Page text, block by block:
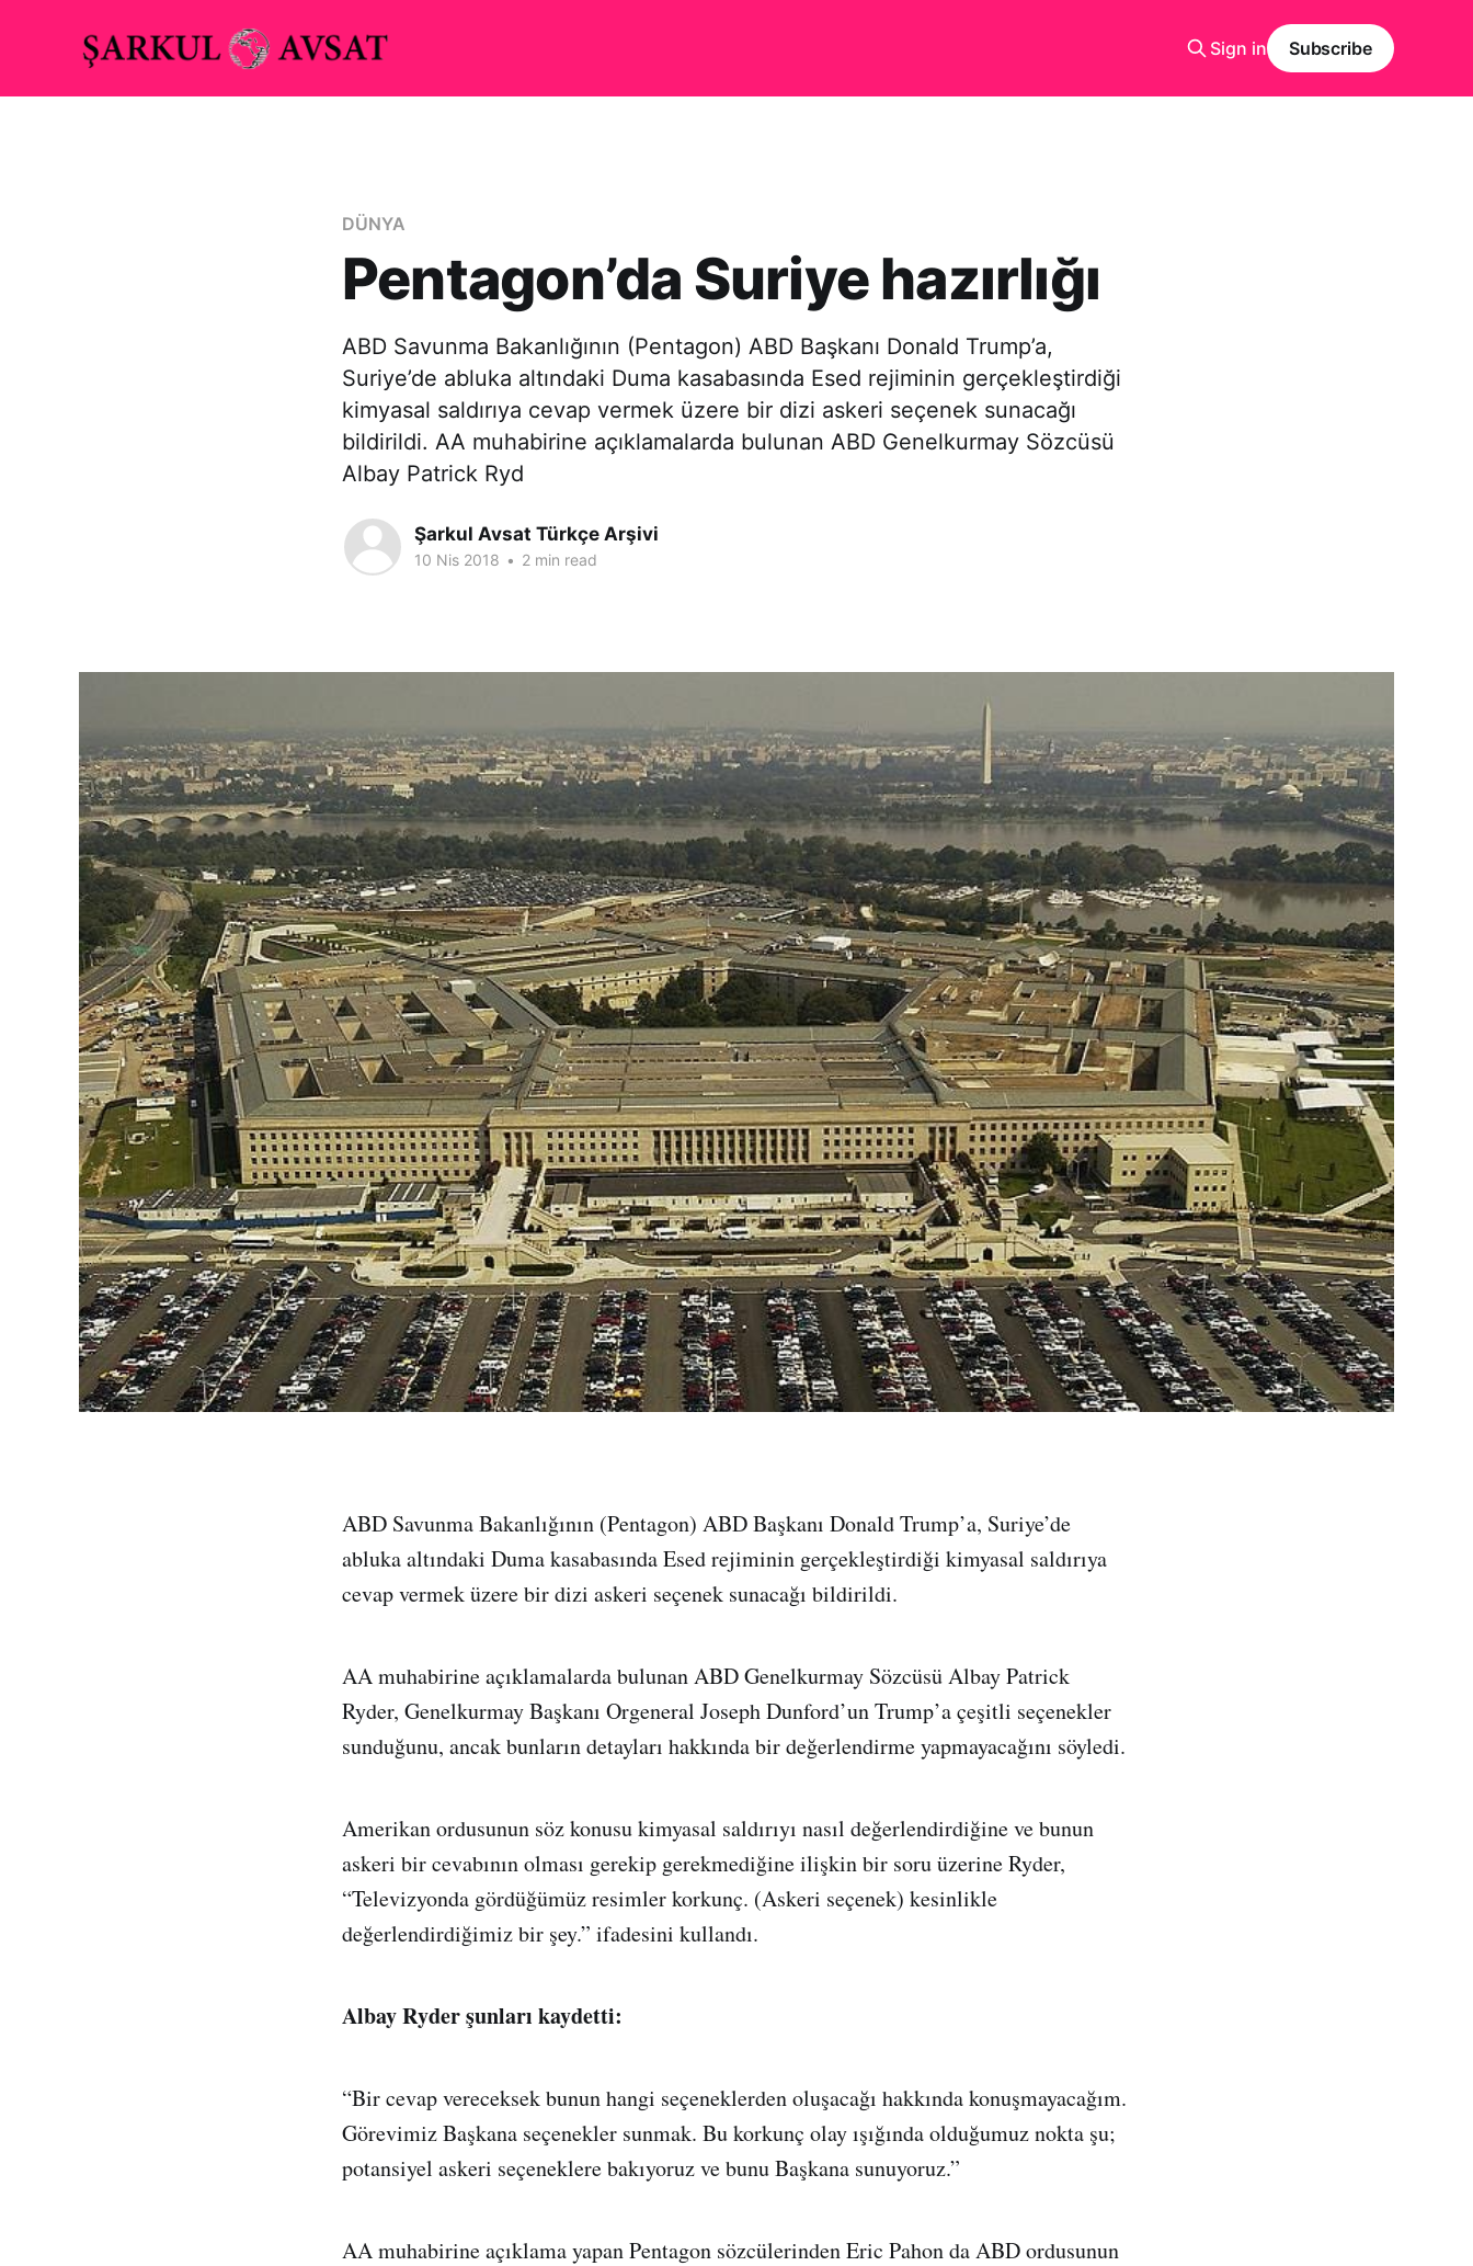
Sign in Subscribe
DÜNYA
Pentagon’da Suriye hazırlığı
ABD Savunma Bakanlığının (Pentagon) ABD Başkanı Donald Trump’a,
Suriye’de abluka altındaki Duma kasabasında Esed rejiminin gerçekleştirdiği
kimyasal saldırıya cevap vermek üzere bir dizi askeri seçenek sunacağı
bildirildi. AA muhabirine açıklamalarda bulunan ABD Genelkurmay Sözcüsü
Albay Patrick Ryd
Şarkul Avsat Türkçe Arşivi
10 Nis 2018 • 2 min read
ABD Savunma Bakanlığının (Pentagon) ABD Başkanı Donald Trump’a, Suriye’de
abluka altındaki Duma kasabasında Esed rejiminin gerçekleştirdiği kimyasal saldırıya
cevap vermek üzere bir dizi askeri seçenek sunacağı bildirildi.
AA muhabirine açıklamalarda bulunan ABD Genelkurmay Sözcüsü Albay Patrick
Ryder, Genelkurmay Başkanı Orgeneral Joseph Dunford’un Trump’a çeşitli seçenekler
sunduğunu, ancak bunların detayları hakkında bir değerlendirme yapmayacağını söyledi.
Amerikan ordusunun söz konusu kimyasal saldırıyı nasıl değerlendirdiğine ve bunun
askeri bir cevabının olması gerekip gerekmediğine ilişkin bir soru üzerine Ryder,
“Televizyonda gördüğümüz resimler korkunç. (Askeri seçenek) kesinlikle
değerlendirdiğimiz bir şey.” ifadesini kullandı.
Albay Ryder şunları kaydetti:
“Bir cevap vereceksek bunun hangi seçeneklerden oluşacağı hakkında konuşmayacağım.
Görevimiz Başkana seçenekler sunmak. Bu korkunç olay ışığında olduğumuz nokta şu;
potansiyel askeri seçeneklere bakıyoruz ve bunu Başkana sunuyoruz.”
AA muhabirine açıklama yapan Pentagon sözcülerinden Eric Pahon da ABD ordusunun